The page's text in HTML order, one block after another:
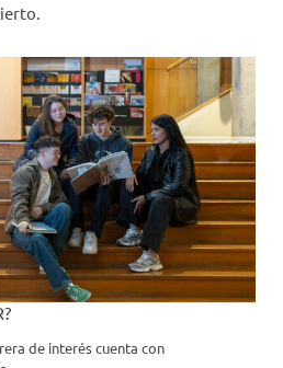
de interés cuenta con